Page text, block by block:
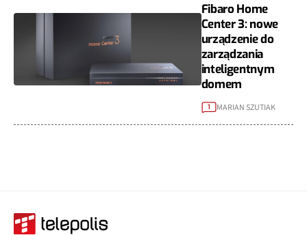
Fibaro Home
Center 3: nowe
urządzenie do
zarządzania
inteligentnym
domem
1 MARIAN SZUTIAK